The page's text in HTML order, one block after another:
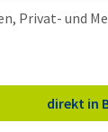
Privat- und
direkt in